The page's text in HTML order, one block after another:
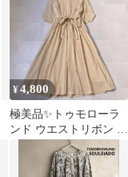
¥4,800
極美品✨トゥモローラ
ンド ウエストリボン A
ライン ロング フレア
ワンピース